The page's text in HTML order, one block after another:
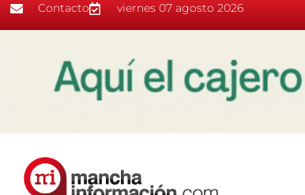
Contacto viernes 07 agosto 2026